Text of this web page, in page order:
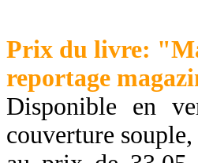
Prix du livre:
reportage
Disponible en
couverture